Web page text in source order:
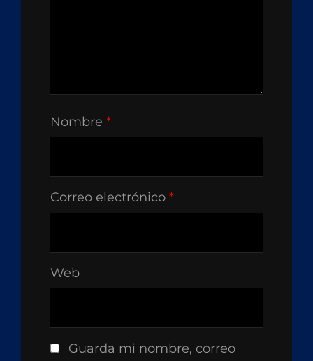
Nombre *
Correo electrónico *
Web
Guarda mi nombre, correo